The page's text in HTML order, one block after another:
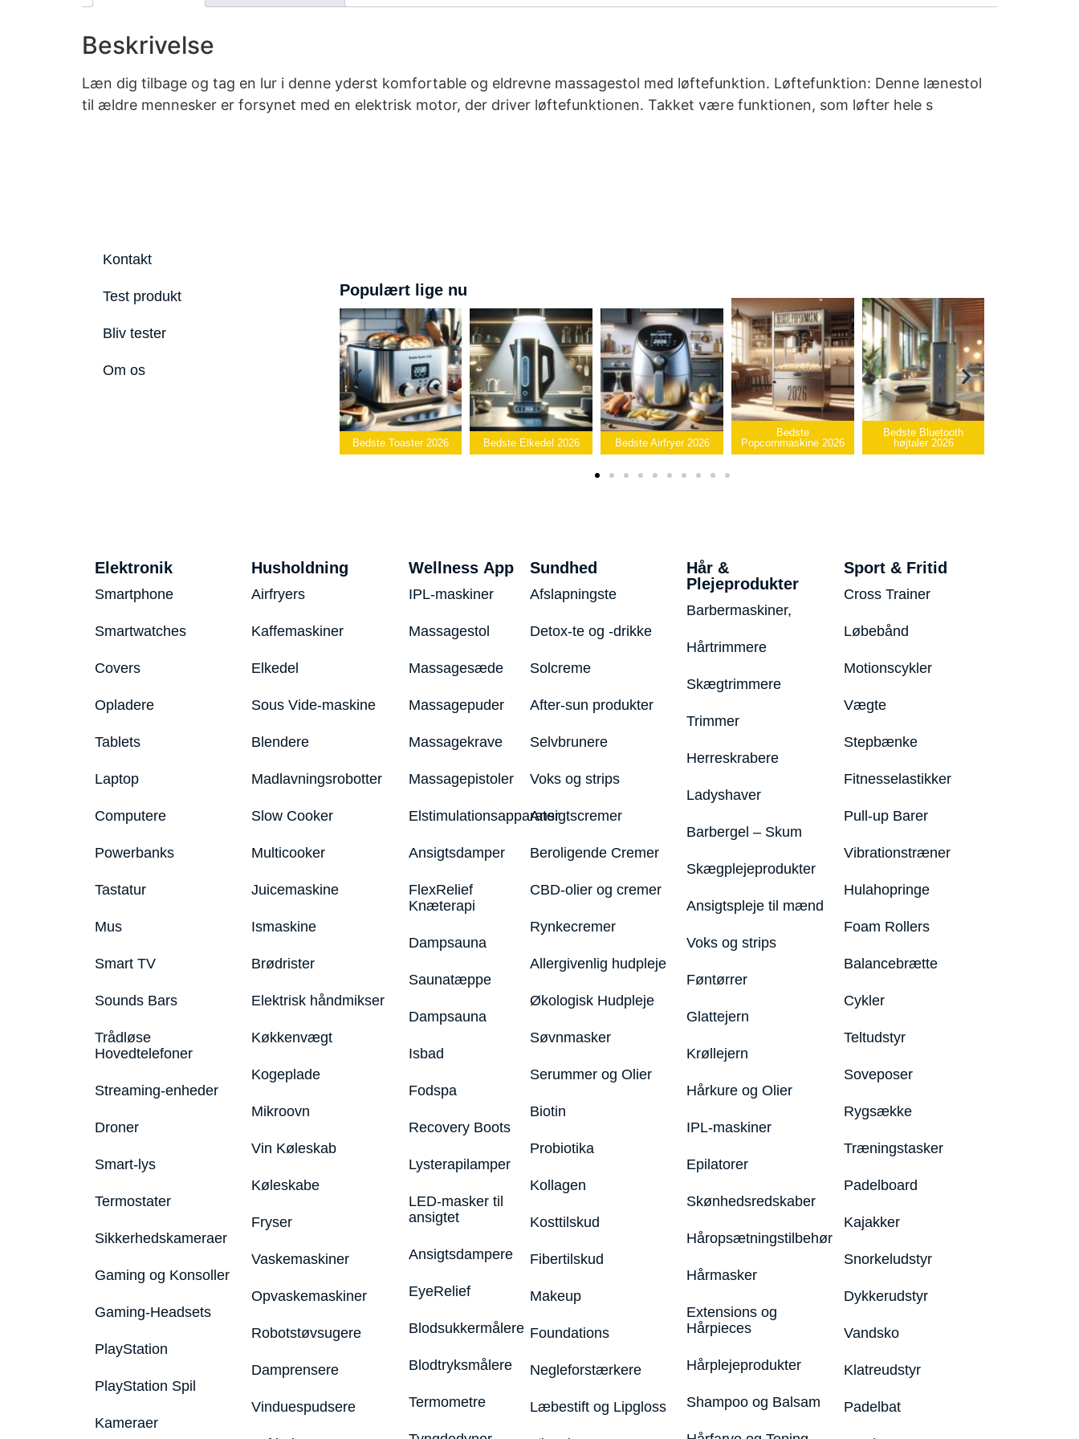
Beskrivelse
Læn dig tilbage og tag en lur i denne yderst komfortable og eldrevne massagestol med løftefunktion. Løftefunktion: Denne lænestol
til ældre mennesker er forsynet med en elektrisk motor, der driver løftefunktionen. Takket være funktionen, som løfter hele s
Kontakt
Test produkt
Bliv tester
Om os
Populært lige nu
Bedste Elkedel 2026 Bedste Airfryer 2026
Bedste
Popcornmaskine 2026
Bedste Bluetooth
højtaler 2026
Bedste infrarøde
varmepude 2026
Elektronik
Smartphone
Smartwatches
Covers
Opladere
Tablets
Laptop
Computere
Powerbanks
Tastatur
Mus
Smart TV
Sounds Bars
Trådløse
Hovedtelefoner
Streaming-enheder
Droner
Smart-lys
Termostater
Sikkerhedskameraer
Gaming og Konsoller
Gaming-Headsets
PlayStation
PlayStation Spil
Kameraer
Husholdning
Airfryers
Kaffemaskiner
Elkedel
Sous Vide-maskine
Blendere
Madlavningsrobotter
Slow Cooker
Multicooker
Juicemaskine
Ismaskine
Brødrister
Elektrisk håndmikser
Køkkenvægt
Kogeplade
Mikroovn
Vin Køleskab
Køleskabe
Fryser
Vaskemaskiner
Opvaskemaskiner
Robotstøvsugere
Damprensere
Vinduespudsere
Wellness App
IPL-maskiner
Massagestol
Massagesæde
Massagepuder
Massagekrave
Massagepistoler
Elstimulationsapparater
Ansigtsdamper
FlexRelief
Knæterapi
Dampsauna
Saunatæppe
Dampsauna
Isbad
Fodspa
Recovery Boots
Lysterapilamper
LED-masker til
ansigtet
Ansigtsdampere
EyeRelief
Blodsukkermålere
Blodtryksmålere
Termometre
Sundhed
Afslapningste
Detox-te og -drikke
Solcreme
After-sun produkter
Selvbrunere
Voks og strips
Ansigtscremer
Beroligende Cremer
CBD-olier og cremer
Rynkecremer
Allergivenlig hudpleje
Økologisk Hudpleje
Søvnmasker
Serummer og Olier
Biotin
Probiotika
Kollagen
Kosttilskud
Fibertilskud
Makeup
Foundations
Negleforstærkere
Læbestift og Lipgloss
Hår &
Plejeprodukter
Barbermaskiner,
Hårtrimmere
Skægtrimmere
Trimmer
Herreskrabere
Ladyshaver
Barbergel – Skum
Skægplejeprodukter
Ansigtspleje til mænd
Voks og strips
Føntørrer
Glattejern
Krøllejern
Hårkure og Olier
IPL-maskiner
Epilatorer
Skønhedsredskaber
Håropsætningstilbehør
Hårmasker
Extensions og
Hårpieces
Hårplejeprodukter
Shampoo og Balsam
Sport & Fritid
Cross Trainer
Løbebånd
Motionscykler
Vægte
Stepbænke
Fitnesselastikker
Pull-up Barer
Vibrationstræner
Hulahopringe
Foam Rollers
Balancebrætte
Cykler
Teltudstyr
Soveposer
Rygsække
Træningstasker
Padelboard
Kajakker
Snorkeludstyr
Dykkerudstyr
Vandsko
Klatreudstyr
Padelbat